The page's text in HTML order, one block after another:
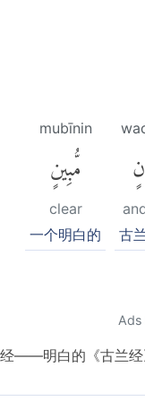
古
mubīnin
مُّبِينٍ
clear
一个明白的
——明白的《古兰经